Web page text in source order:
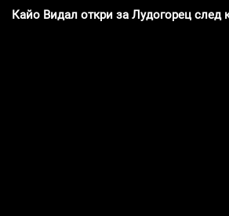
Кайо Видал откри за Лудогорец